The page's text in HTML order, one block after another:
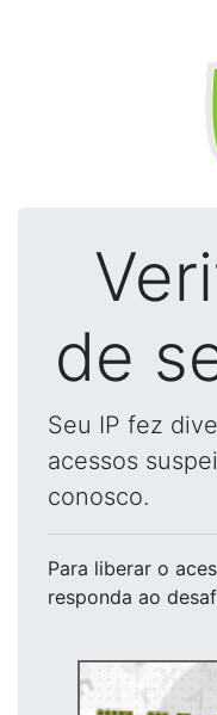
de
Seu IP fez
acessos
conosco.
Para liberar o
responda ao